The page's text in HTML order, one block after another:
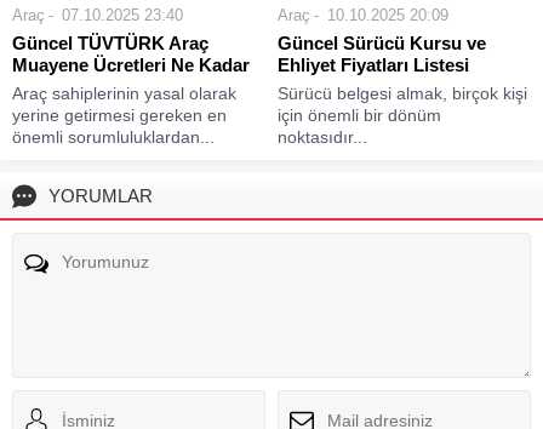
Araç 07.10.2025 23:40
Güncel TÜVTÜRK Araç
Muayene Ücretleri Ne Kadar
Araç sahiplerinin yasal olarak
yerine getirmesi gereken en
önemli sorumluluklardan...
Araç 10.10.2025 20:09
Güncel Sürücü Kursu ve
Ehliyet Fiyatları Listesi
Sürücü belgesi almak, birçok kişi
için önemli bir dönüm
noktasıdır...
YORUMLAR